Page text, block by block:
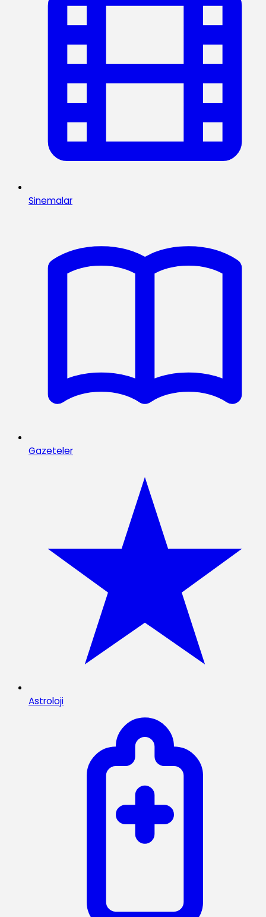
Sinemalar
Gazeteler
Astroloji